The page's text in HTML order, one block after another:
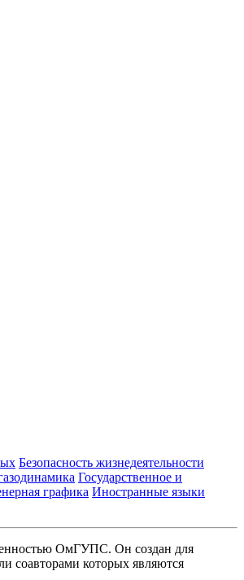
Безопасность жизнедеятельности
Государственное и
графика Иностранные языки
ОмГУПС. Он создан для
соавторами которых являются